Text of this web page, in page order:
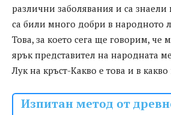
различни заболявания и са знаели
са били много добри в народното
Това, за което сега ще говорим, че
ярък представител на народната
Лук на кръст-Какво е това и в какво
Изпитан метод от